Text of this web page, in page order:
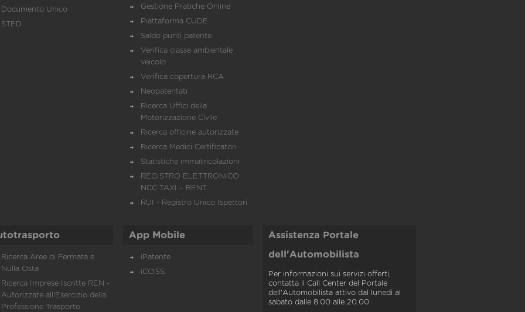
Documento Unico
STED
Gestione Pratiche Online
Piattaforma CUDE
Saldo punti patente
Verifica classe ambientale
veicolo
Verifica copertura RCA
Neopatentati
Ricerca Uffici della
Motorizzazione Civile
Ricerca officine autorizzate
Ricerca Medici Certificatori
Statistiche immatricolazioni
REGISTRO ELETTRONICO
NCC TAXI – RENT
RUI - Registro Unico Ispettori
Ricerca Aree di Fermata e
Nulla Osta
Ricerca Imprese Iscritte REN -
Autorizzate all'Esercizio della
Professione Trasporto
App Mobile
iPatente
iCCISS
Assistenza Portale
dell'Automobilista
Per informazioni sui servizi offerti,
contatta il Call Center del Portale
dell'Automobilista attivo dal lunedì al
sabato dalle 8.00 alle 20.00